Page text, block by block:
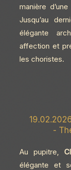
manière
Jusqu’au
élégante
affection et
les choristes.
-
Au pupitre,
élégante et